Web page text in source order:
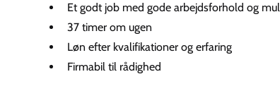
Et godt job med gode arbejdsforhold og
37 timer om ugen
Løn efter kvalifikationer og erfaring
Firmabil til rådighed